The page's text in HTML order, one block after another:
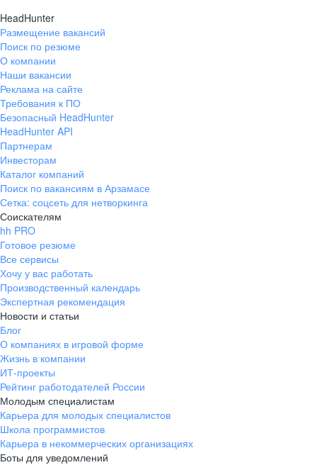
HeadHunter
Размещение вакансий
Поиск по резюме
О компании
Наши вакансии
Реклама на сайте
Требования к ПО
Безопасный HeadHunter
HeadHunter API
Партнерам
Инвесторам
Каталог компаний
Поиск по вакансиям в Арзамасе
Сетка: соцсеть для нетворкинга
Соискателям
hh PRO
Готовое резюме
Все сервисы
Хочу у вас работать
Производственный календарь
Экспертная рекомендация
Новости и статьи
Блог
О компаниях в игровой форме
Жизнь в компании
ИТ-проекты
Рейтинг работодателей России
Молодым специалистам
Карьера для молодых специалистов
Школа программистов
Карьера в некоммерческих организациях
Боты для уведомлений